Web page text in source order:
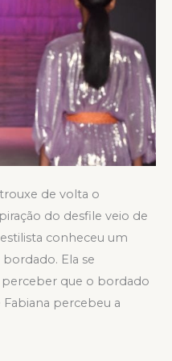
de volta o
do desfile veio de
conheceu um
Ela se
que o bordado
Fabiana percebeu a